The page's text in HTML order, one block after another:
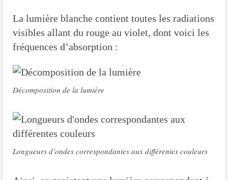
La lumière blanche contient toutes les radiations
visibles allant du rouge au violet, dont voici les
fréquences d’absorption :
Décomposition de la lumière
Longueurs d’ondes correspondantes aux différentes couleurs